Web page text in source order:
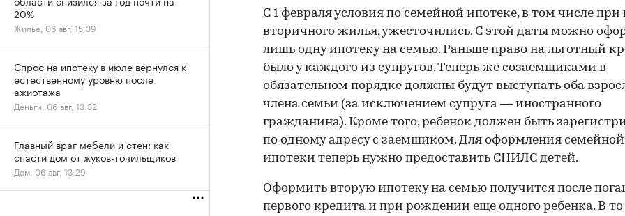
С 1 февраля условия по семейной ипотеке,в том числе при
вторичного жилья, ужесточились. С этой даты можно
лишь одну ипотеку на семью. Раньше право на льготный
было у каждого из супругов. Теперь же созаемщиками в
обязательном порядке должны будут выступать оба
члена семьи (за исключением супруга — иностранного
гражданина). Кроме того, ребенок должен быть
по одному адресу с заемщиком. Для оформления семейной
ипотеки теперь нужно предоставить СНИЛС детей.
Оформить вторую ипотеку на семью получится после
первого кредита и при рождении еще одного ребенка. В
20%
Жилье, 06 авг, 15:39
Спрос на ипотеку в июле вернулся к
естественному уровню после
ажиотажа
Деньги, 06 авг, 13:32
Главный враг мебели и стен: как
спасти дом от жуков-точильщиков
Дом, 06 авг, 13:29